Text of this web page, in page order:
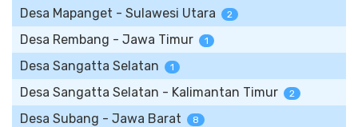
Desa Mapanget - Sulawesi Utara 2
Desa Rembang - Jawa Timur 1
Desa Sangatta Selatan 1
Desa Sangatta Selatan - Kalimantan Timur 2
Desa Subang - Jawa Barat 8